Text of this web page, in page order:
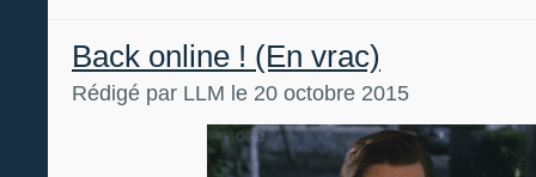
Back online ! (En vrac)
Rédigé par LLM le 20 octobre 2015